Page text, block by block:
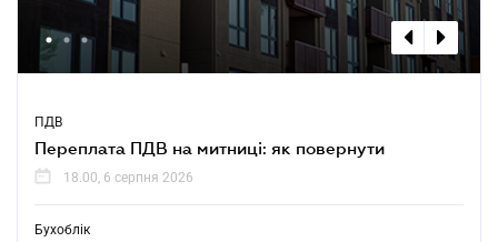
ПДВ
Переплата ПДВ на митниці: як повернути
18.00, 6 серпня 2026
Бухоблік